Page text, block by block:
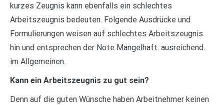
kurzes Zeugnis kann ebenfalls ein schlechtes
Arbeitszeugnis bedeuten. Folgende Ausdrücke und
Formulierungen weisen auf schlechtes Arbeitszeugnis
hin und entsprechen der Note Mangelhaft: ausreichend.
im Allgemeinen.
Kann ein Arbeitszeugnis zu gut sein?
Denn auf die guten Wünsche haben Arbeitnehmer keinen